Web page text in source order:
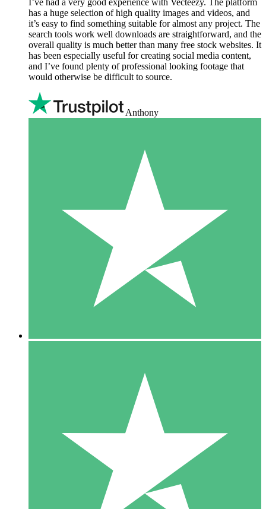
has a huge selection of high quality images and videos, and
it’s easy to find something suitable for almost any project. The
search tools work well downloads are straightforward, and the
overall quality is much better than many free stock websites. It
has been especially useful for creating social media content,
and I’ve found plenty of professional looking footage that
would otherwise be difficult to source.
Anthony